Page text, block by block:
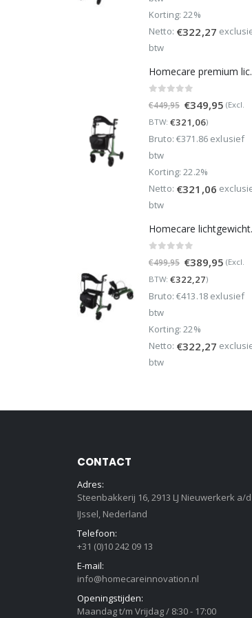
Korting: 22%
Netto: €322,27
btw
Homecare
€449,95 Oorspronkelijke
prijs
was:
€349,95 Huidige
is:
(Excl.
BTW: €321,06)
Bruto: €371.86 exlusief
btw
Korting: 22.2%
Netto: €321,06
btw
Homecare
€499,95 Oorspronkelijke
prijs
was:
€389,95 Huidige
is:
(Excl.
BTW: €322,27)
Bruto: €413.18 exlusief
btw
Korting: 22%
Netto: €322,27
btw
CONTACT
Adres:
Steenbakkerij 16, 2913 LJ Nieuwerkerk a/d
IJssel, Nederland
Telefoon:
+31 (0)10 242 09 13
E-mail:
info@homecareinnovation.nl
Openingstijden:
Maandag t/m Vrijdag / 8:30 - 17:00